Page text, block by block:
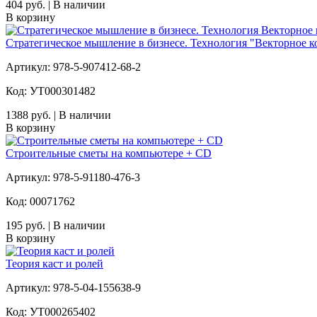
404 руб. | В наличии
В корзину
Стратегическое мышление в бизнесе. Технология "Векторное
Артикул: 978-5-907412-68-2
Код: УТ000301482
1388 руб. | В наличии
В корзину
Строительные сметы на компьютере + CD
Артикул: 978-5-91180-476-3
Код: 00071762
195 руб. | В наличии
В корзину
Теория каст и ролей
Артикул: 978-5-04-155638-9
Код: УТ000265402